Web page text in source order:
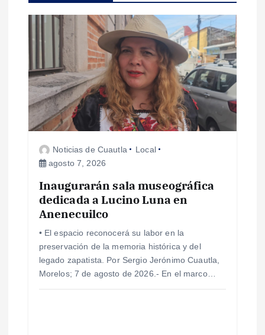
ó
n
d
Noticias de Cuautla
Local
agosto 7, 2026
Inaugurarán sala museográfica
dedicada a Lucino Luna en
Anenecuilco
• El espacio reconocerá su labor en la
preservación de la memoria histórica y del
legado zapatista. Por Sergio Jerónimo Cuautla,
Morelos; 7 de agosto de 2026.- En el marco…